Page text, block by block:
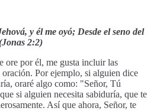
y él me oyó; Desde el seno del
2:2)
ore por él, me gusta incluir las
Por ejemplo, si alguien dice
oraré algo como: "Señor, Tú
si alguien necesita sabiduría, que te
Así que ahora, Señor, te